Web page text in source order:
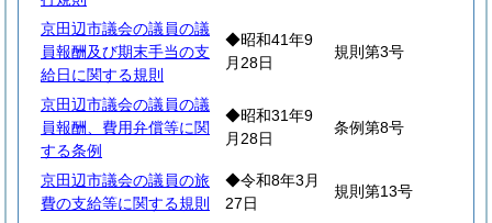
京田辺市議会の議員の議
員報酬及び期末手当の支
給日に関する規則
◆昭和41年9
月28日
規則第3号
京田辺市議会の議員の議
員報酬、費用弁償等に関
する条例
◆昭和31年9
月28日
条例第8号
京田辺市議会の議員の旅
費の支給等に関する規則
◆令和8年3月
27日
規則第13号